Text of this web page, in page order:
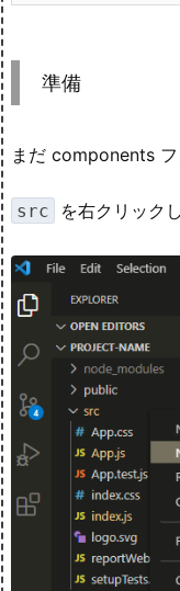
準備
まだ components フ
src を右クリック